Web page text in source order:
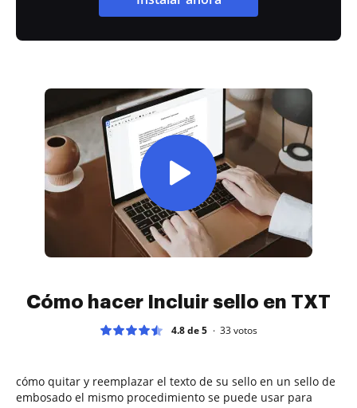
Cómo hacer Incluir sello en TXT
4.8 de 5 33votos
cómo quitar y reemplazar el texto de su sello en un sello de
embosado el mismo procedimiento se puede usar para